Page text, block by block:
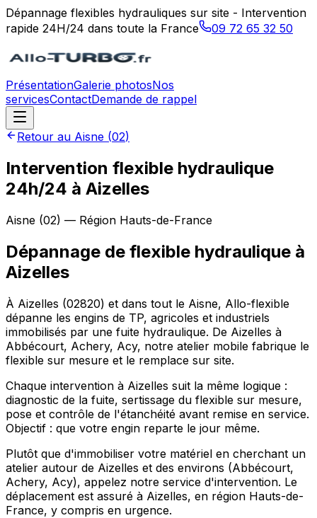
Dépannage flexibles hydrauliques sur site - Intervention
rapide 24H/24 dans toute la France
09 72 65 32 50
PrésentationGalerie photosNos
servicesContactDemande de rappel
Retour au Aisne (02)
Intervention flexible hydraulique
24h/24 à Aizelles
Aisne (02) — Région Hauts-de-France
Dépannage de flexible hydraulique à
Aizelles
À Aizelles (02820) et dans tout le Aisne, Allo-flexible
dépanne les engins de TP, agricoles et industriels
immobilisés par une fuite hydraulique. De Aizelles à
Abbécourt, Achery, Acy, notre atelier mobile fabrique le
flexible sur mesure et le remplace sur site.
Chaque intervention à Aizelles suit la même logique :
diagnostic de la fuite, sertissage du flexible sur mesure,
pose et contrôle de l'étanchéité avant remise en service.
Objectif : que votre engin reparte le jour même.
Plutôt que d'immobiliser votre matériel en cherchant un
atelier autour de Aizelles et des environs (Abbécourt,
Achery, Acy), appelez notre service d'intervention. Le
déplacement est assuré à Aizelles, en région Hauts-de-
France, y compris en urgence.